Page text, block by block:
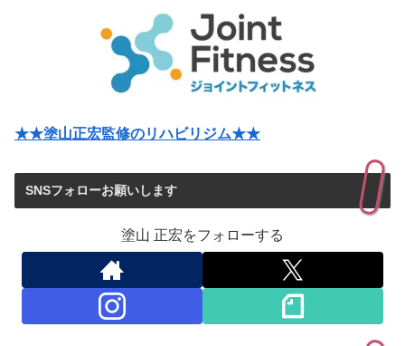
★★塗山正宏監修のリハビリジム★★
SNSフォローお願いします
塗山 正宏をフォローする